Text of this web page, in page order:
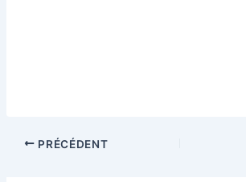
PRÉCÉDENT